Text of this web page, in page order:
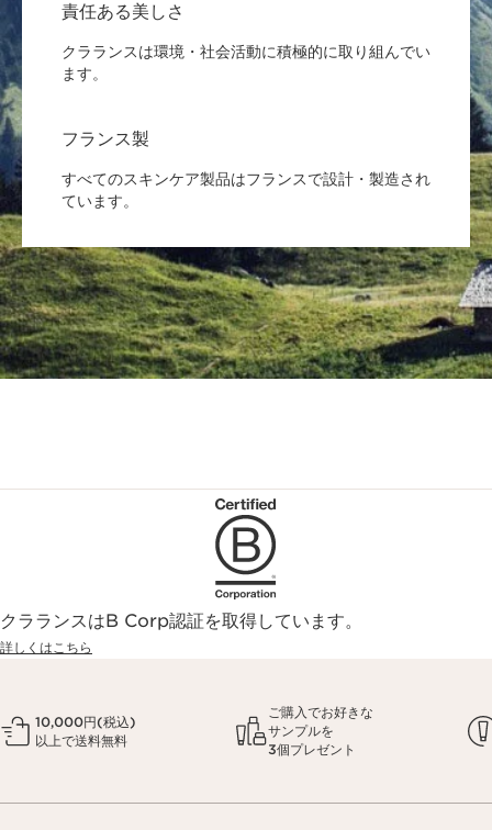
責任ある美しさ
クラランスは環境・社会活動に積極的に取り組んでい
ます。
フランス製
すべてのスキンケア製品はフランスで設計・製造され
ています。
クラランスはB Corp認証を取得しています。
詳しくはこちら
10,000円(税込)
以上で送料無料
ご購入でお好きな
サンプルを
3個プレゼント